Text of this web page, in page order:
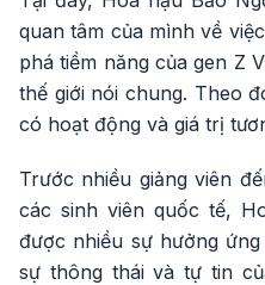
quan tâm của mình về
phá tiềm năng của gen Z
thế giới nói chung. Theo
có hoạt động và giá trị
Trước nhiều giảng viên
các sinh viên quốc tế,
được nhiều sự hưởng
sự thông thái và tự tin